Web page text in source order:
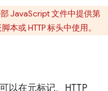
JavaScript 文件中提供第
或 HTTP 标头中使用。
以在元标记、HTTP